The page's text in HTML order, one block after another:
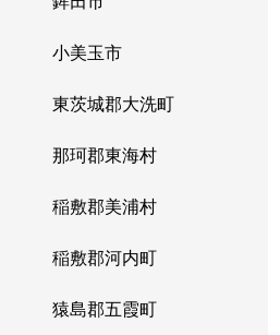
小美玉市
東茨城郡大洗町
那珂郡東海村
稲敷郡美浦村
稲敷郡河内町
猿島郡五霞町